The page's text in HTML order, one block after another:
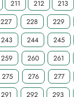
211 212 213
227 228 229
243 244 245
259 260 261
275 276 277
291 292 293